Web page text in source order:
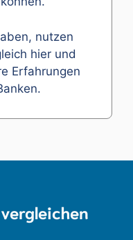
nutzen
hier und
Erfahrungen